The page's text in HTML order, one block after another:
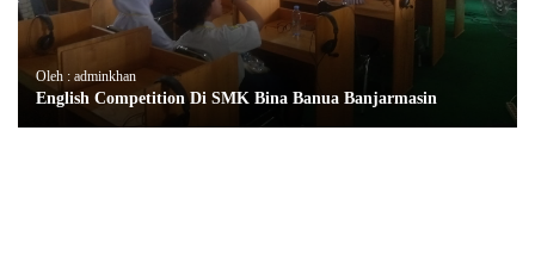
Oleh : adminkhan
English Competition Di SMK Bina Banua Banjarmasin